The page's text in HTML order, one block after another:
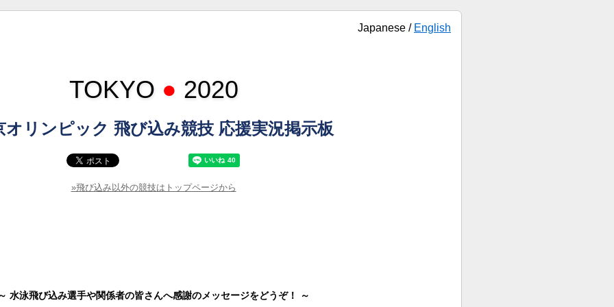
Japanese / English
TOKYO ● 2020
オリンピック 飛び込み競技 応援実況掲示板
»飛び込み以外の競技はトップページから
水泳飛び込み選手や関係者の皆さんへ感謝のメッセージをどうぞ！ ～